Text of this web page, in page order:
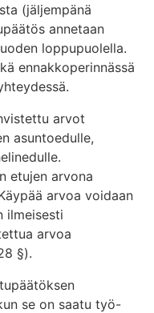
(jäljempänä
annetaan
loppupuolella.
ennakkoperinnässä
arvot
asuntoedulle,
etujen arvona
arvoa voidaan
ilmeisesti
arvoa
§).
se on saatu työ-